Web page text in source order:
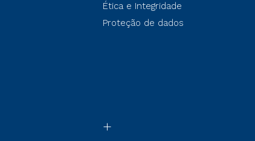
Ética e Integridade
Proteção de dados